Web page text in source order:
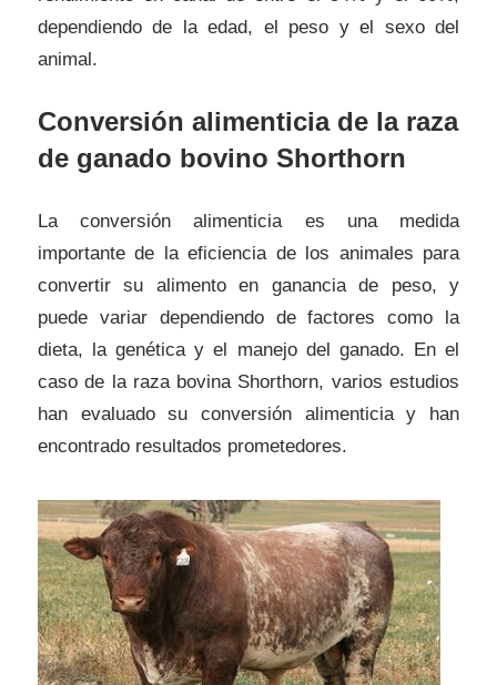
dependiendo de la edad, el peso y el sexo del
animal.
Conversión alimenticia de la raza
de ganado bovino Shorthorn
La conversión alimenticia es una medida
importante de la eficiencia de los animales para
convertir su alimento en ganancia de peso, y
puede variar dependiendo de factores como la
dieta, la genética y el manejo del ganado. En el
caso de la raza bovina Shorthorn, varios estudios
han evaluado su conversión alimenticia y han
encontrado resultados prometedores.